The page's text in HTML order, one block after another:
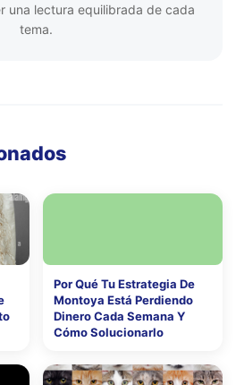
una lectura equilibrada de cada
tema.
Por Qué Tu Estrategia De
Montoya Está Perdiendo
Dinero Cada Semana Y
Cómo Solucionarlo